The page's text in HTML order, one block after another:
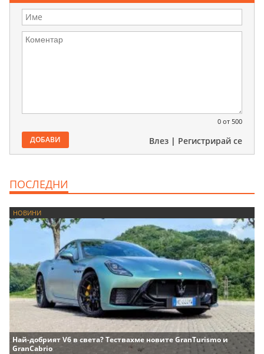
0 от 500
ДОБАВИ Влез | Регистрирай се
ПОСЛЕДНИ
НОВИНИ
Най-добрият V6 в света? Тествахме новите GranTurismo и
GranCabrio